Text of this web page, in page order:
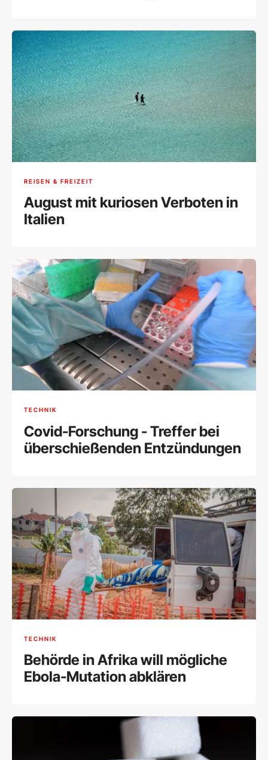
REISEN & FREIZEIT
August mit kuriosen Verboten in
Italien
TECHNIK
Covid-Forschung - Treffer bei
überschießenden Entzündungen
TECHNIK
Behörde in Afrika will mögliche
Ebola-Mutation abklären